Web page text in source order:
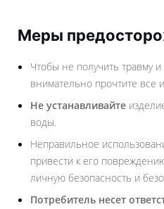
Меры
Чтобы не получить травму и
внимательно прочтите все
Не устанавливайте
воды.
Неправильное
привести к его
личную безопасность и
Потребитель несет